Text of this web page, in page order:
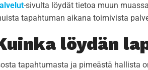
-sivulta löydät tietoa muun
tapahtuman aikana toimivista
löydän
tapahtumasta ja pimeästä hallista